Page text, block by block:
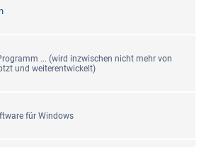
... (wird inzwischen nicht mehr von
und weiterentwickelt)
für Windows